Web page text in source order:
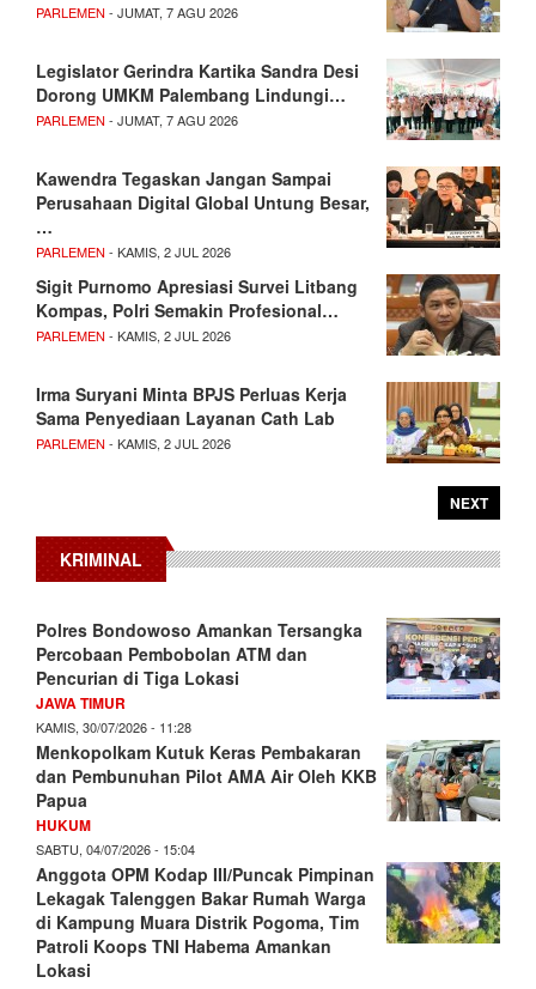
PARLEMEN - JUMAT, 7 AGU 2026
Legislator Gerindra Kartika Sandra Desi
Dorong UMKM Palembang Lindungi…
PARLEMEN - JUMAT, 7 AGU 2026
Kawendra Tegaskan Jangan Sampai
Perusahaan Digital Global Untung Besar,
…
PARLEMEN - KAMIS, 2 JUL 2026
Sigit Purnomo Apresiasi Survei Litbang
Kompas, Polri Semakin Profesional…
PARLEMEN - KAMIS, 2 JUL 2026
Irma Suryani Minta BPJS Perluas Kerja
Sama Penyediaan Layanan Cath Lab
PARLEMEN - KAMIS, 2 JUL 2026
NEXT
KRIMINAL
Polres Bondowoso Amankan Tersangka
Percobaan Pembobolan ATM dan
Pencurian di Tiga Lokasi
JAWA TIMUR
KAMIS, 30/07/2026 - 11:28
Menkopolkam Kutuk Keras Pembakaran
dan Pembunuhan Pilot AMA Air Oleh KKB
Papua
HUKUM
SABTU, 04/07/2026 - 15:04
Anggota OPM Kodap III/Puncak Pimpinan
Lekagak Talenggen Bakar Rumah Warga
di Kampung Muara Distrik Pogoma, Tim
Patroli Koops TNI Habema Amankan
Lokasi